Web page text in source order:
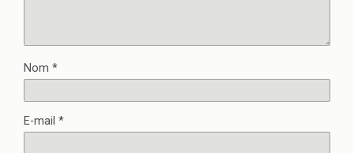
Nom *
E-mail *